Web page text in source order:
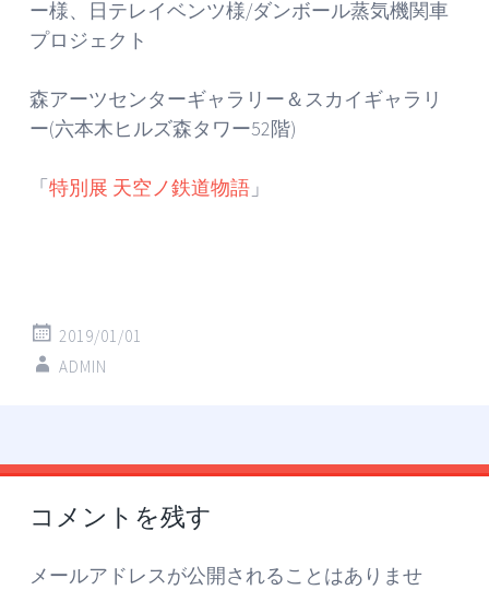
ー様、日テレイベンツ様/ダンボール蒸気機関車
プロジェクト
森アーツセンターギャラリー＆スカイギャラリ
ー(六本木ヒルズ森タワー52階)
「特別展 天空ノ鉄道物語 」
2019/01/01
ADMIN
投
稿
ナ
ビ
←
→
コメントを残す
メールアドレスが公開されることはありませ